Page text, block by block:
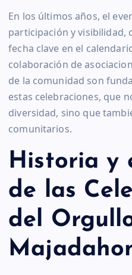
En los últimos años, el
participación y visibilidad,
fecha clave en el
colaboración de
de la comunidad son
estas celebraciones, que
diversidad, sino que
comunitarios.
Historia y
de las
del